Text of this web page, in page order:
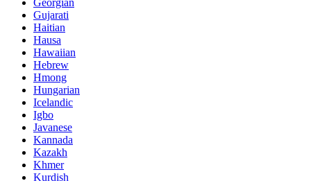
Gujarati
Haitian
Hausa
Hawaiian
Hebrew
Hmong
Hungarian
Icelandic
Igbo
Javanese
Kannada
Kazakh
Khmer
Kurdish